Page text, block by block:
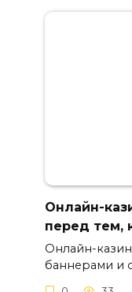
Онлайн-
перед тем,
Онлайн-
баннерами и